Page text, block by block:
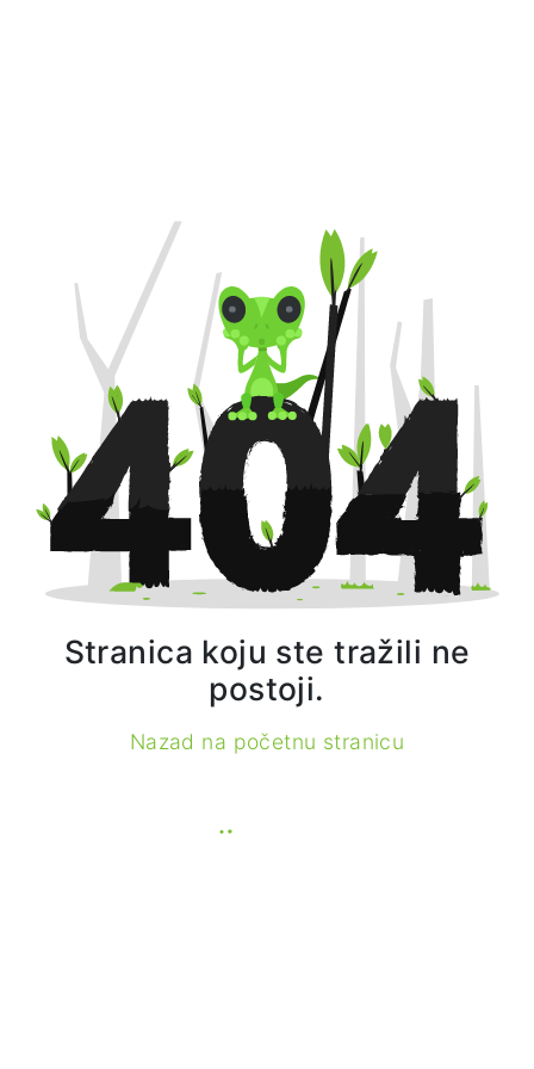
Stranica koju ste tražili ne
postoji.
Nazad na početnu stranicu